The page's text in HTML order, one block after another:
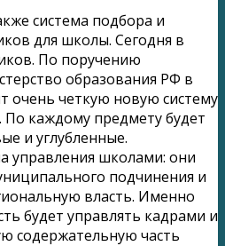
система подбора и
для школы. Сегодня в
По поручению
образования РФ в
очень четкую новую систему
По каждому предмету будет
и углубленные.
управления школами: они
подчинения и
власть. Именно
будет управлять кадрами и
содержательную часть